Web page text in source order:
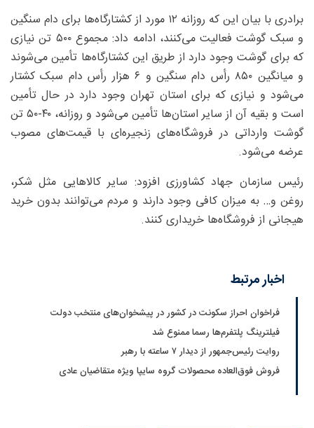
برادری با بیان این که روزانه ۱۲ مورد از کشتارگاه‌ها برای دام سنگین
و سبک گوشت فعالیت می‌کنند، ادامه داد: مجموع ۵۰۰ تن نیازی
که برای گوشت وجود دارد از طریق این کشتارگاه‌ها تأمین می‌شوند
و میانگین ۸۵۰ رأس دام سنگین و ۶ هزار رأس دام سبک کشتار
می‌شود و نیازی که برای استان تهران وجود دارد در حال تأمین
است و بقیه آن از سایر استان‌ها تأمین می‌شود و روزانه، ۴۰-۵۰ تن
گوشت وارداتی در فروشگاه‌های زنجیره‌ای با قیمت‌های مصوب
عرضه می‌شود.
رئیس سازمان جهاد کشاورزی افزود: سایر کالاهایی مثل شکر،
روغن و… به میزان کافی وجود دارند و مردم می‌توانند بدون خرید
هیجانی از فروشگاه‌ها خریداری کنند.
اخبار مرتبط
فراخوان احراز سکونت در کشور در پیشخوان‌های منتخب دولت
فیلترینگ پلتفرم‌ها رسما ممنوع شد
روایت رئیس‌جمهور از دیدار ۷ ساعته با رهبر
فروش فوق‌العاده محصولات گروه سایپا ویژه متقاضیان عادی